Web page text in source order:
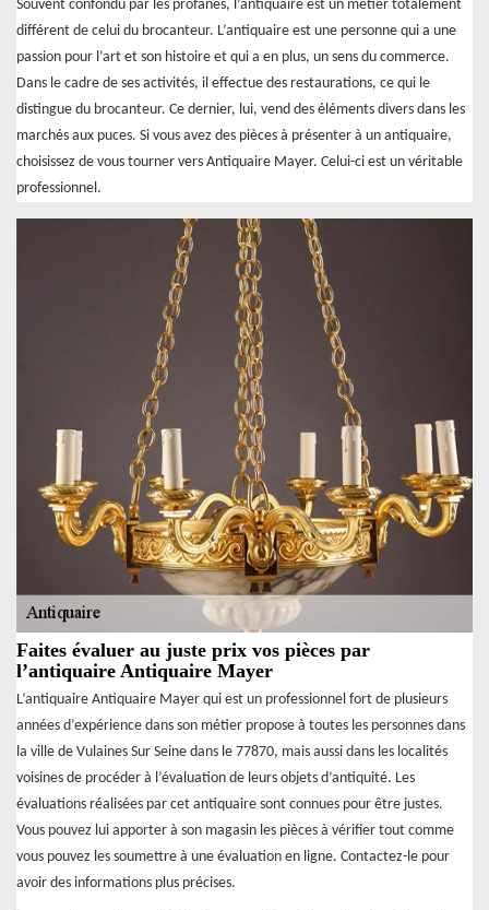
Souvent confondu par les profanes, l’antiquaire est un métier totalement
différent de celui du brocanteur. L’antiquaire est une personne qui a une
passion pour l’art et son histoire et qui a en plus, un sens du commerce.
Dans le cadre de ses activités, il effectue des restaurations, ce qui le
distingue du brocanteur. Ce dernier, lui, vend des éléments divers dans les
marchés aux puces. Si vous avez des pièces à présenter à un antiquaire,
choisissez de vous tourner vers Antiquaire Mayer. Celui-ci est un véritable
professionnel.
Faites évaluer au juste prix vos pièces par
l’antiquaire Antiquaire Mayer
L’antiquaire Antiquaire Mayer qui est un professionnel fort de plusieurs
années d’expérience dans son métier propose à toutes les personnes dans
la ville de Vulaines Sur Seine dans le 77870, mais aussi dans les localités
voisines de procéder à l’évaluation de leurs objets d’antiquité. Les
évaluations réalisées par cet antiquaire sont connues pour être justes.
Vous pouvez lui apporter à son magasin les pièces à vérifier tout comme
vous pouvez les soumettre à une évaluation en ligne. Contactez-le pour
avoir des informations plus précises.